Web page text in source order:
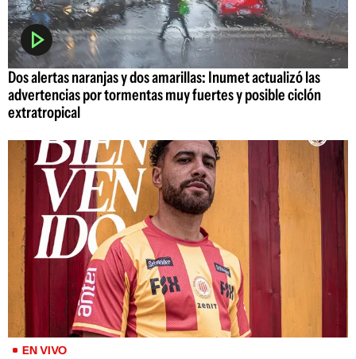
Dos alertas naranjas y dos amarillas: Inumet actualizó las
advertencias por tormentas muy fuertes y posible ciclón
extratropical
EN VIVO